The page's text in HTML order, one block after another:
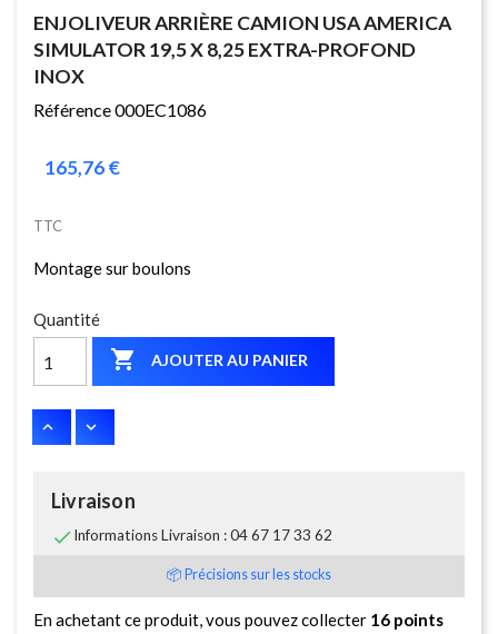
ENJOLIVEUR ARRIÈRE CAMION USA AMERICA
SIMULATOR 19,5 X 8,25 EXTRA-PROFOND
INOX
Référence 000EC1086
165,76 €
TTC
Montage sur boulons
Quantité
 AJOUTER AU PANIER
Livraison
Informations Livraison : 04 67 17 33 62
📦 Précisions sur les stocks
En achetant ce produit, vous pouvez collecter 16 points